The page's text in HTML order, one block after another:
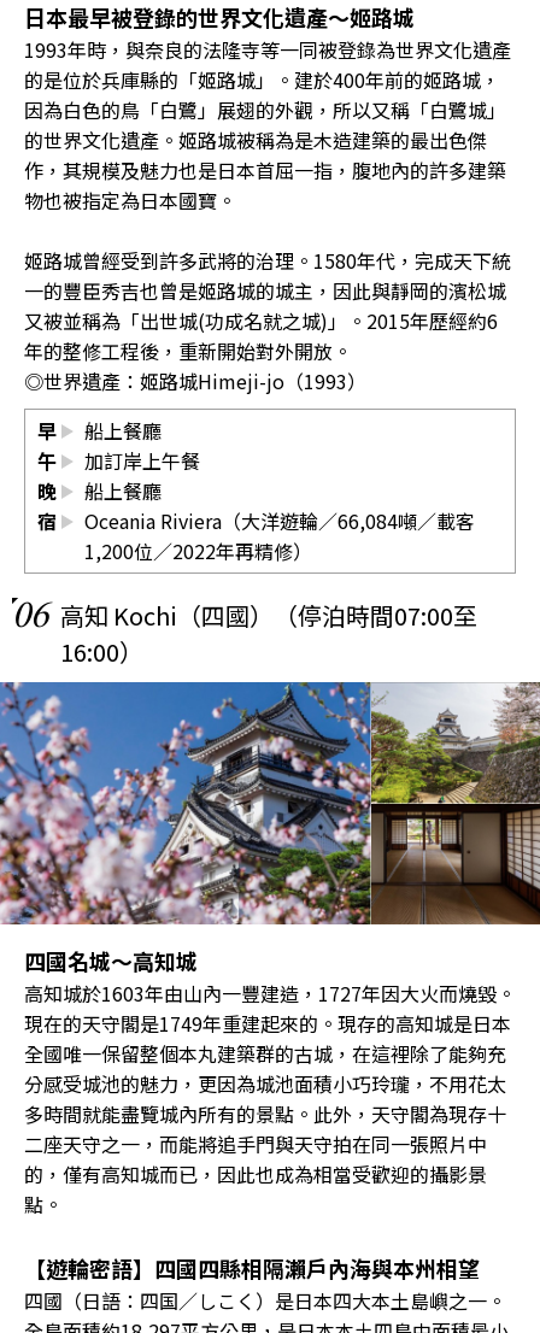
日本最早被登錄的世界文化遺產～姬路城
1993年時，與奈良的法隆寺等一同被登錄為世界文化遺產
的是位於兵庫縣的「姬路城」。建於400年前的姬路城，
因為白色的鳥「白鷺」展翅的外觀，所以又稱「白鷺城」
的世界文化遺產。姬路城被稱為是木造建築的最出色傑
作，其規模及魅力也是日本首屈一指，腹地內的許多建築
物也被指定為日本國寶。
姬路城曾經受到許多武將的治理。1580年代，完成天下統
一的豐臣秀吉也曾是姬路城的城主，因此與靜岡的濱松城
又被並稱為「出世城(功成名就之城)」。2015年歷經約6
年的整修工程後，重新開始對外開放。
◎世界遺產：姬路城Himeji-jo（1993）
早
船上餐廳
午
加訂岸上午餐
晚
船上餐廳
宿
Oceania Riviera（大洋遊輪／66,084噸／載客
1,200位／2022年再精修）
06 高知 Kochi（四國）（停泊時間07:00至
16:00）
四國名城～高知城
高知城於1603年由山內一豐建造，1727年因大火而燒毀。
現在的天守閣是1749年重建起來的。現存的高知城是日本
全國唯一保留整個本丸建築群的古城，在這裡除了能夠充
分感受城池的魅力，更因為城池面積小巧玲瓏，不用花太
多時間就能盡覽城內所有的景點。此外，天守閣為現存十
二座天守之一，而能將追手門與天守拍在同一張照片中
的，僅有高知城而已，因此也成為相當受歡迎的攝影景
點。
【遊輪密語】四國四縣相隔瀨戶內海與本州相望
四國（日語：四国／しこく）是日本四大本土島嶼之一。